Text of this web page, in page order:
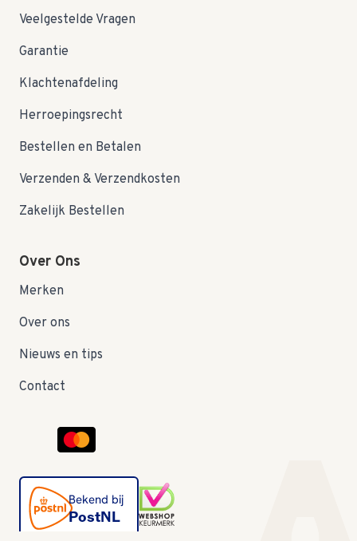
Veelgestelde Vragen
Garantie
Klachtenafdeling
Herroepingsrecht
Bestellen en Betalen
Verzenden & Verzendkosten
Zakelijk Bestellen
Over Ons
Merken
Over ons
Nieuws en tips
Contact